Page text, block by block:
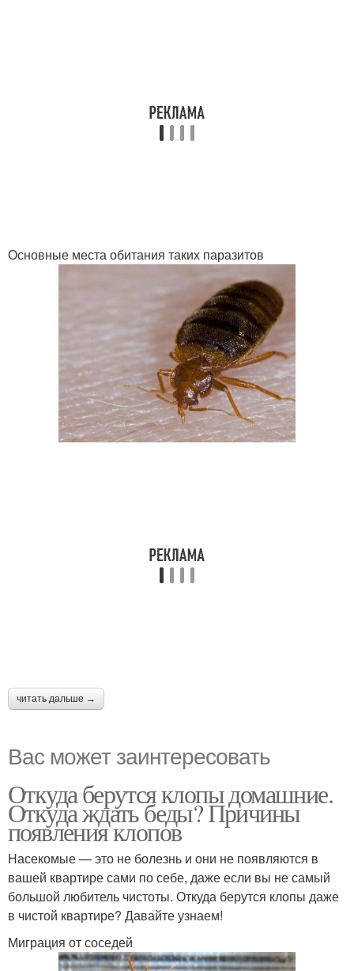
Основные места обитания таких паразитов
читать дальше →
Вас может заинтересовать
Откуда берутся клопы домашние.
Откуда ждать беды? Причины
появления клопов
Насекомые — это не болезнь и они не появляются в
вашей квартире сами по себе, даже если вы не самый
большой любитель чистоты. Откуда берутся клопы даже
в чистой квартире? Давайте узнаем!
Миграция от соседей